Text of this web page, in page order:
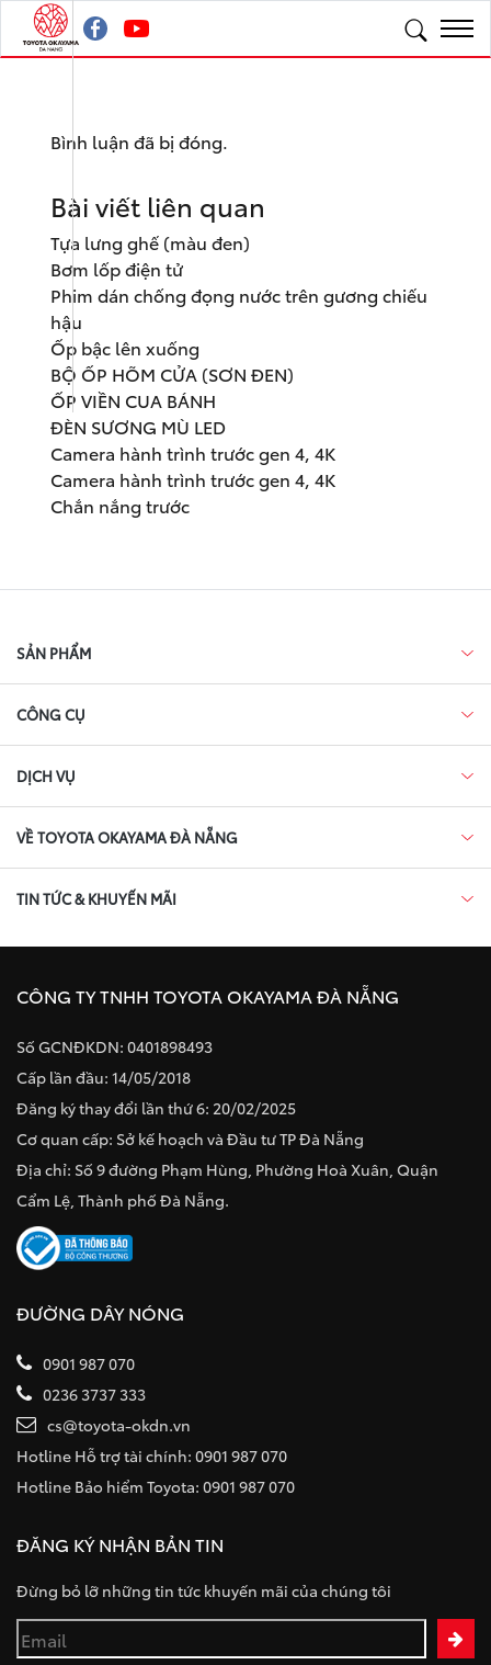
Bình luận đã bị đóng.
Bài viết liên quan
Tựa lưng ghế (màu đen)
Bơm lốp điện tử
Phim dán chống đọng nước trên gương chiếu
hậu
Ốp bậc lên xuống
BỘ ỐP HÕM CỬA (SƠN ĐEN)
ỐP VIỀN CUA BÁNH
ĐÈN SƯƠNG MÙ LED
Camera hành trình trước gen 4, 4K
Camera hành trình trước gen 4, 4K
Chắn nắng trước
SẢN PHẨM
CÔNG CỤ
DỊCH VỤ
VỀ TOYOTA OKAYAMA ĐÀ NẴNG
TIN TỨC & KHUYẾN MÃI
CÔNG TY TNHH TOYOTA OKAYAMA ĐÀ NẴNG
Số GCNĐKDN: 0401898493
Cấp lần đầu: 14/05/2018
Đăng ký thay đổi lần thứ 6: 20/02/2025
Cơ quan cấp: Sở kế hoạch và Đầu tư TP Đà Nẵng
Địa chỉ: Số 9 đường Phạm Hùng, Phường Hoà Xuân, Quận
Cẩm Lệ, Thành phố Đà Nẵng.
ĐƯỜNG DÂY NÓNG
0901 987 070
0236 3737 333
cs@toyota-okdn.vn
Hotline Hỗ trợ tài chính: 0901 987 070
Hotline Bảo hiểm Toyota: 0901 987 070
ĐĂNG KÝ NHẬN BẢN TIN
Đừng bỏ lỡ những tin tức khuyến mãi của chúng tôi